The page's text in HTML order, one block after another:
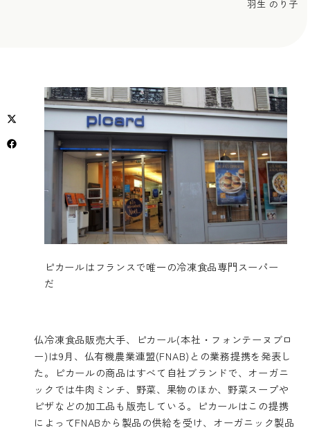
羽生 のり子
ピカールはフランスで唯一の冷凍食品専門スーパー
だ
仏冷凍食品販売大手、ピカール(本社・フォンテーヌブロ
ー)は9月、仏有機農業連盟(FNAB)との業務提携を発表し
た。ピカールの商品はすべて自社ブランドで、オーガニ
ックでは牛肉ミンチ、野菜、果物のほか、野菜スープや
ピザなどの加工品も版売している。ピカールはこの提携
によってFNABから製品の供給を受け、オーガニック製品